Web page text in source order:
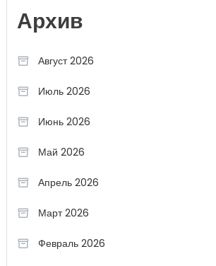
Архив
Август 2026
Июль 2026
Июнь 2026
Май 2026
Апрель 2026
Март 2026
Февраль 2026